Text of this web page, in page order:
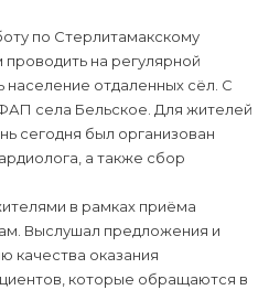
по Стерлитамакскому
на регулярной
отдаленных сёл. С
села Бельское. Для жителей
сегодня был организован
а также сбор
в рамках приёма
Выслушал предложения и
качества оказания
которые обращаются в